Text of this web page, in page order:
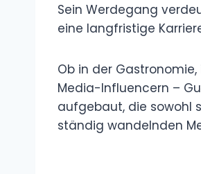
Sein Werdegang
eine langfristige
Ob in der
Media-Influencern –
aufgebaut, die sowohl
ständig wandelnden